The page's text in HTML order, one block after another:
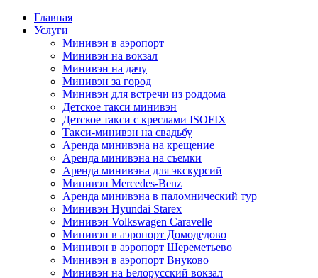
Главная
Услуги
Минивэн в аэропорт
Минивэн на вокзал
Минивэн на дачу
Минивэн за город
Минивэн для встречи из роддома
Детское такси минивэн
Детское такси с креслами ISOFIX
Такси-минивэн на свадьбу
Аренда минивэна на крещение
Аренда минивэна на съемки
Аренда минивэна для экскурсий
Минивэн Mercedes-Benz
Аренда минивэна в паломнический тур
Минивэн Hyundai Starex
Минивэн Volkswagen Caravelle
Минивэн в аэропорт Домодедово
Минивэн в аэропорт Шереметьево
Минивэн в аэропорт Внуково
Минивэн на Белорусский вокзал